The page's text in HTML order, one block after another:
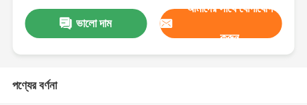
ভালো দাম
আমাদের সাথে যোগাযোগ
করুন
পণ্যের বর্ণনা